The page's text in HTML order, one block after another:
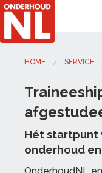
Hbo-
HOME SERVICE
Hét startpunt
onderhoud